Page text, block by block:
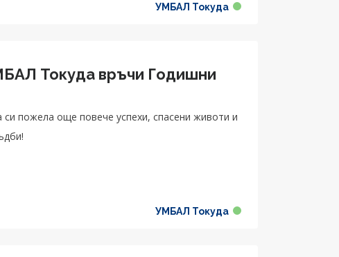
УМБАЛ Токуда
Токуда връчи Годишни
пожела още повече успехи, спасени животи и
УМБАЛ Токуда